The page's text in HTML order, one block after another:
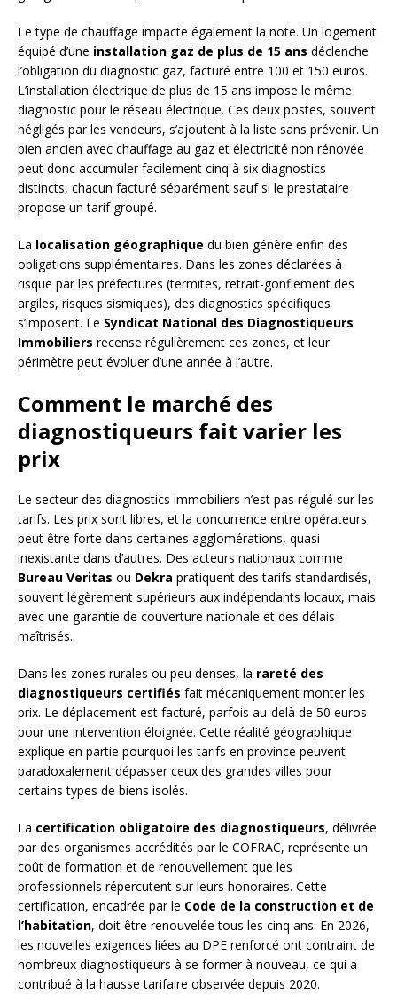
Le type de chauffage impacte également la note. Un logement
équipé d’une installation gaz de plus de 15 ans déclenche
l’obligation du diagnostic gaz, facturé entre 100 et 150 euros.
L’installation électrique de plus de 15 ans impose le même
diagnostic pour le réseau électrique. Ces deux postes, souvent
négligés par les vendeurs, s’ajoutent à la liste sans prévenir. Un
bien ancien avec chauffage au gaz et électricité non rénovée
peut donc accumuler facilement cinq à six diagnostics
distincts, chacun facturé séparément sauf si le prestataire
propose un tarif groupé.
La localisation géographique du bien génère enfin des
obligations supplémentaires. Dans les zones déclarées à
risque par les préfectures (termites, retrait-gonflement des
argiles, risques sismiques), des diagnostics spécifiques
s’imposent. Le Syndicat National des Diagnostiqueurs
Immobiliers recense régulièrement ces zones, et leur
périmètre peut évoluer d’une année à l’autre.
Comment le marché des
diagnostiqueurs fait varier les
prix
Le secteur des diagnostics immobiliers n’est pas régulé sur les
tarifs. Les prix sont libres, et la concurrence entre opérateurs
peut être forte dans certaines agglomérations, quasi
inexistante dans d’autres. Des acteurs nationaux comme
Bureau Veritas ou Dekra pratiquent des tarifs standardisés,
souvent légèrement supérieurs aux indépendants locaux, mais
avec une garantie de couverture nationale et des délais
maîtrisés.
Dans les zones rurales ou peu denses, la rareté des
diagnostiqueurs certifiés fait mécaniquement monter les
prix. Le déplacement est facturé, parfois au-delà de 50 euros
pour une intervention éloignée. Cette réalité géographique
explique en partie pourquoi les tarifs en province peuvent
paradoxalement dépasser ceux des grandes villes pour
certains types de biens isolés.
La certification obligatoire des diagnostiqueurs, délivrée
par des organismes accrédités par le COFRAC, représente un
coût de formation et de renouvellement que les
professionnels répercutent sur leurs honoraires. Cette
certification, encadrée par le Code de la construction et de
l’habitation, doit être renouvelée tous les cinq ans. En 2026,
les nouvelles exigences liées au DPE renforcé ont contraint de
nombreux diagnostiqueurs à se former à nouveau, ce qui a
contribué à la hausse tarifaire observée depuis 2020.